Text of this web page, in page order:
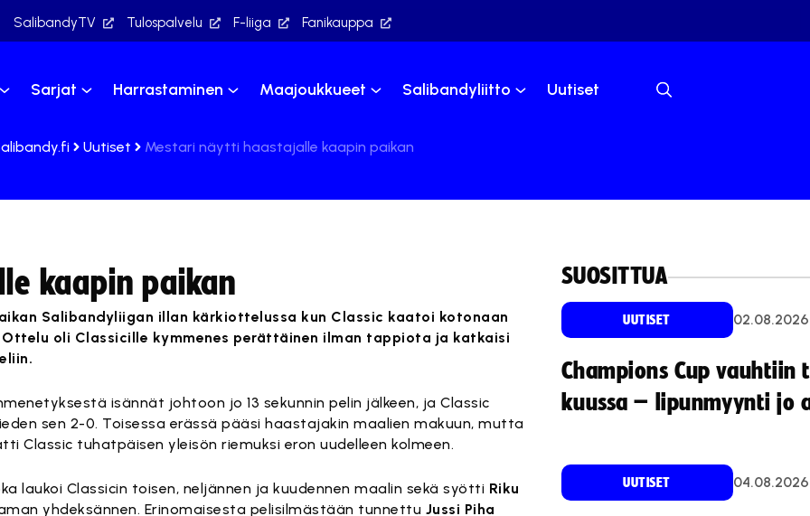
SalibandyTV Tulospalvelu F-liiga Fanikauppa
Sarjat Harrastaminen Maajoukkueet Salibandyliitto Uutiset
Uutiset Mestari näytti haastajalle kaapin paikan
kaapin paikan
Salibandyliigan illan kärkiottelussa kun Classic kaatoi kotonaan
oli Classicille kymmenes perättäinen ilman tappiota ja katkaisi
isännät johtoon jo 13 sekunnin pelin jälkeen, ja Classic
sen 2-0. Toisessa erässä pääsi haastajakin maalien makuun, mutta
Classic tuhatpäisen yleisön riemuksi eron uudelleen kolmeen.
laukoi Classicin toisen, neljännen ja kuudennen maalin sekä syötti Riku
yhdeksännen. Erinomaisesta pelisilmästään tunnettu Jussi Piha
SUOSITTUA
UUTISET 02.08.2026
Champions Cup vauhtiin
kuussa – lipunmyynti jo
UUTISET 04.08.2026